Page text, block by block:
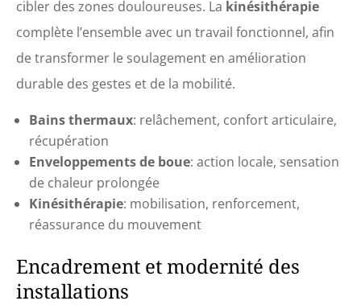
cibler des zones douloureuses. La kinésithérapie
complète l’ensemble avec un travail fonctionnel, afin
de transformer le soulagement en amélioration
durable des gestes et de la mobilité.
Bains thermaux: relâchement, confort articulaire,
récupération
Enveloppements de boue: action locale, sensation
de chaleur prolongée
Kinésithérapie: mobilisation, renforcement,
réassurance du mouvement
Encadrement et modernité des
installations